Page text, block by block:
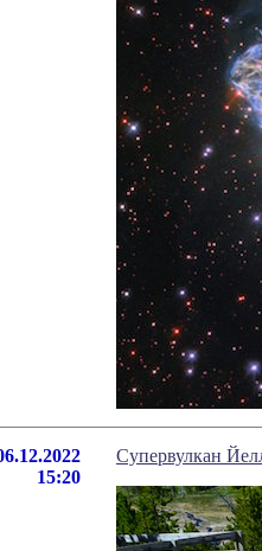
15:20
Супервулкан